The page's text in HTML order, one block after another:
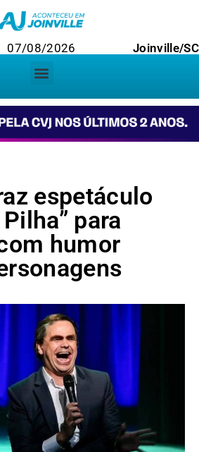
07/08/2026 Joinville/SC
espetáculo
para
humor